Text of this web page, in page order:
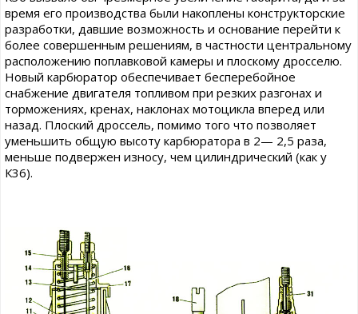
время его производства были накоплены конструкторские
разработки, давшие возможность и основание перейти к
более совершенным решениям, в частности центральному
расположению поплавковой камеры и плоскому дросселю.
Новый карбюратор обеспечивает бесперебойное
снабжение двигателя топливом при резких разгонах и
торможениях, кренах, наклонах мотоцикла вперед или
назад. Плоский дроссель, помимо того что позволяет
уменьшить общую высоту карбюратора в 2— 2,5 раза,
меньше подвержен износу, чем цилиндрический (как у
К36).